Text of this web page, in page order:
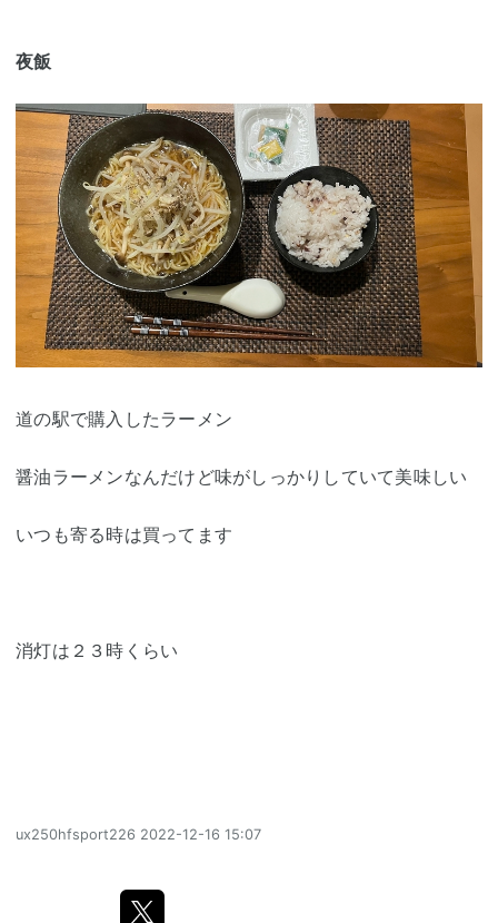
夜飯
道の駅で購入したラーメン
醤油ラーメンなんだけど味がしっかりしていて美味しい
いつも寄る時は買ってます
消灯は２３時くらい
ux250hfsport226 2022-12-16 15:07